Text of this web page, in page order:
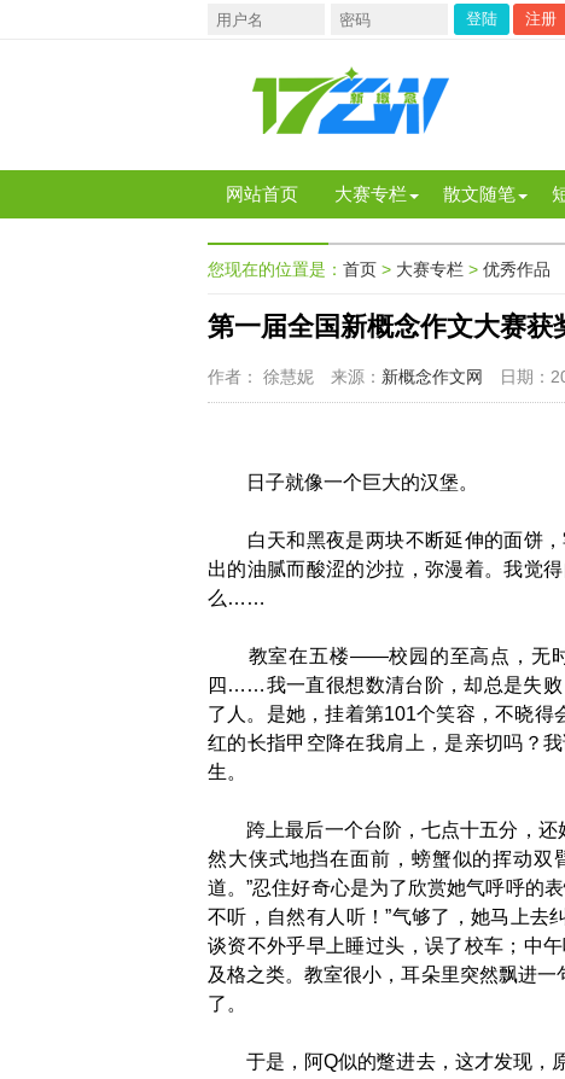
注册
网站首页 大赛专栏 散文随笔
您现在的位置是： 首页 > 大赛专栏 > 优秀作品
第一届全国新概念作文大赛获
作者： 徐慧妮 来源： 新概念作文网 日期：
日子就像一个巨大的汉堡。
白天和黑夜是两块不断延伸的面饼，
出的油腻而酸涩的沙拉，弥漫着。我觉
么……
教室在五楼——校园的至高点，无时
四……我一直很想数清台阶，却总是失
了人。是她，挂着第101个笑容，不晓得
红的长指甲空降在我肩上，是亲切吗？
生。
跨上最后一个台阶，七点十五分，还
然大侠式地挡在面前，螃蟹似的挥动双
道。”忍住好奇心是为了欣赏她气呼呼的
不听，自然有人听！”气够了，她马上去
谈资不外乎早上睡过头，误了校车；中
及格之类。教室很小，耳朵里突然飘进
了。
于是，阿Q似的蹩进去，这才发现，